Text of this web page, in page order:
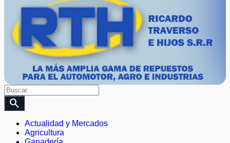
search
Actualidad y Mercados
Agricultura